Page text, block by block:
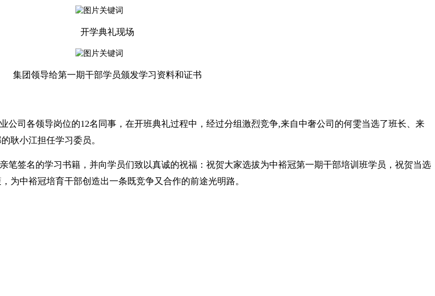
开学典礼现场
集团领导给第一期干部学员颁发学习资料和证书
公司各领导岗位的12名同事，在开班典礼过程中，经过分组激烈竞争,来自中奢公司的何雯当选了班长、来
耿小江担任学习委员。
笔签名的学习书籍，并向学员们致以真诚的祝福：祝贺大家选拔为中裕冠第一期干部培训班学员，祝贺当选
为中裕冠培育干部创造出一条既竞争又合作的前途光明路。